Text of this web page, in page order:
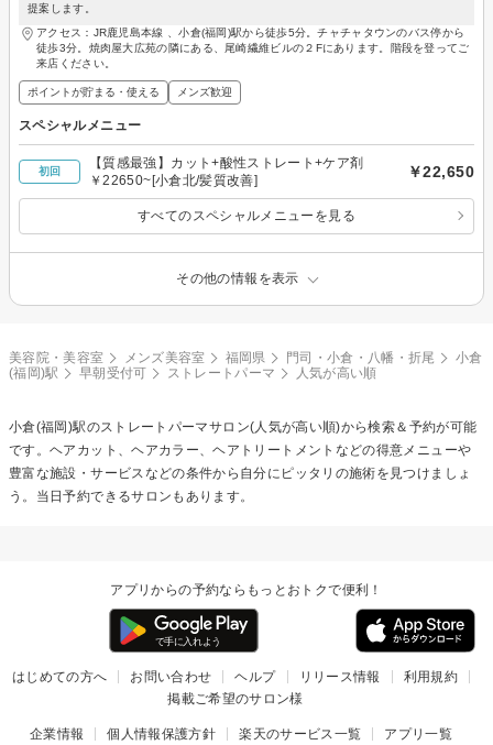
提案します。
アクセス：JR鹿児島本線 、小倉(福岡)駅から徒歩5分。チャチャタウンのバス停から
徒歩3分。焼肉屋大広苑の隣にある、尾崎繊維ビルの２Fにあります。階段を登ってご
来店ください。
ポイントが貯まる・使える メンズ歓迎
スペシャルメニュー
初回
【質感最強】カット+酸性ストレート+ケア剤
￥22650~[小倉北/髪質改善]
￥22,650
すべてのスペシャルメニューを見る
その他の情報を表示
美容院・美容室 メンズ美容室 福岡県 門司・小倉・八幡・折尾
小倉
(福岡)駅
早朝受付可 ストレートパーマ 人気が高い順
小倉(福岡)駅のストレートパーマサロン(人気が高い順)から検索＆予約が可能
です。ヘアカット、ヘアカラー、ヘアトリートメントなどの得意メニューや
豊富な施設・サービスなどの条件から自分にピッタリの施術を見つけましょ
う。当日予約できるサロンもあります。
アプリからの予約ならもっとおトクで便利！
はじめての方へ お問い合わせ ヘルプ リリース情報
利用規約
掲載ご希望のサロン様
企業情報 個人情報保護方針 楽天のサービス一覧 アプリ一覧